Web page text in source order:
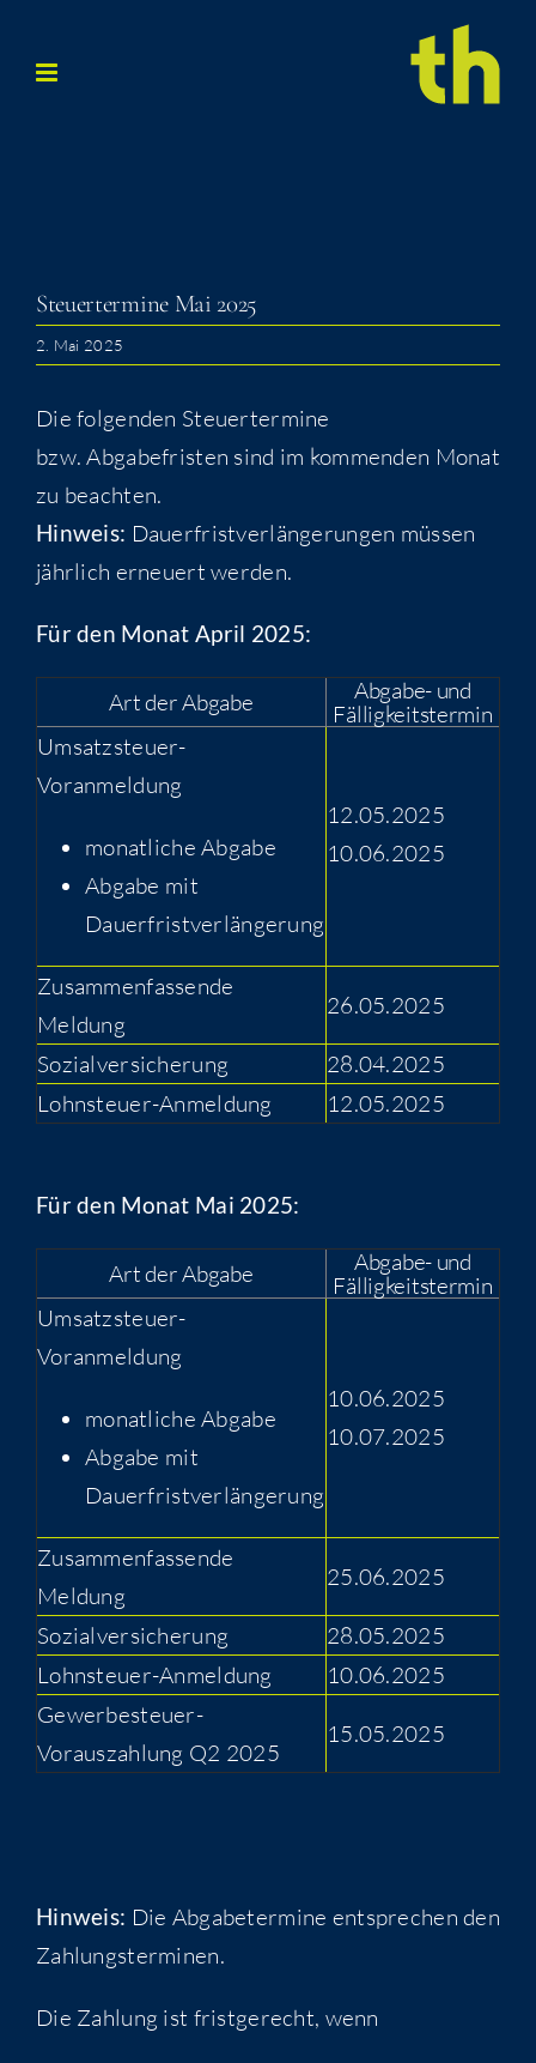
Inhalt
Steu­er­ter­mi­ne Mai 2025
2. Mai 2025
Die folgenden Steuertermine
bzw. Abgabefristen sind im kommenden Monat
zu beachten.
Hinweis: Dauerfristverlängerungen müssen
jährlich erneuert werden.
Für den Monat April 2025:
Art der Abgabe
Abgabe- und
Fälligkeitstermin
Umsatzsteuer-
Voranmeldung
monatliche Abgabe
Abgabe mit
Dauerfristverlängerung
12.05.2025
10.06.2025
Zusammenfassende
Meldung
26.05.2025
Sozialversicherung
28.04.2025
Lohnsteuer-Anmeldung
12.05.2025
Für den Monat Mai 2025:
Art der Abgabe
Abgabe- und
Fälligkeitstermin
Umsatzsteuer-
Voranmeldung
monatliche Abgabe
Abgabe mit
Dauerfristverlängerung
10.06.2025
10.07.2025
Zusammenfassende
Meldung
25.06.2025
Sozialversicherung
28.05.2025
Lohnsteuer-Anmeldung
10.06.2025
Gewerbesteuer-
Vorauszahlung Q2 2025
15.05.2025
Hinweis: Die Abgabetermine entsprechen den
Zahlungsterminen.
Die Zahlung ist fristgerecht, wenn